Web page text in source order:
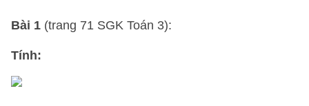
Bài 1 (trang 71 SGK Toán 3):
Tính: